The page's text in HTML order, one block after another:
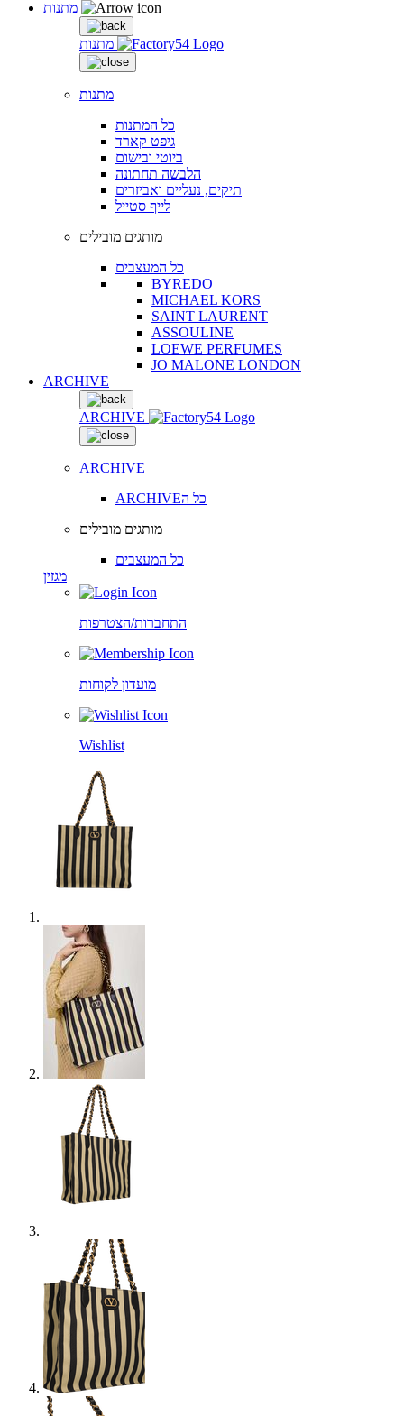
מתנות
מתנות
כל המתנות
גיפט קארד
ביוטי ובישום
הלבשה תחתונה
תיקים, נעליים ואביזרים
לייף סטייל
מותגים מובילים
כל המעצבים
BYREDO
MICHAEL KORS
SAINT LAURENT
ASSOULINE
LOEWE PERFUMES
JO MALONE LONDON
ARCHIVE
ARCHIVE
ARCHIVE
ARCHIVEכל ה
מותגים מובילים
כל המעצבים
מגזין
התחברות/הצטרפות
מועדון לקוחות
Wishlist